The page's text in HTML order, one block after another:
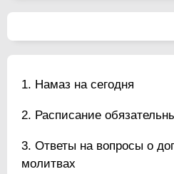
Намаз на сегодня
Расписание
Ответы на вопросы о
молитвах